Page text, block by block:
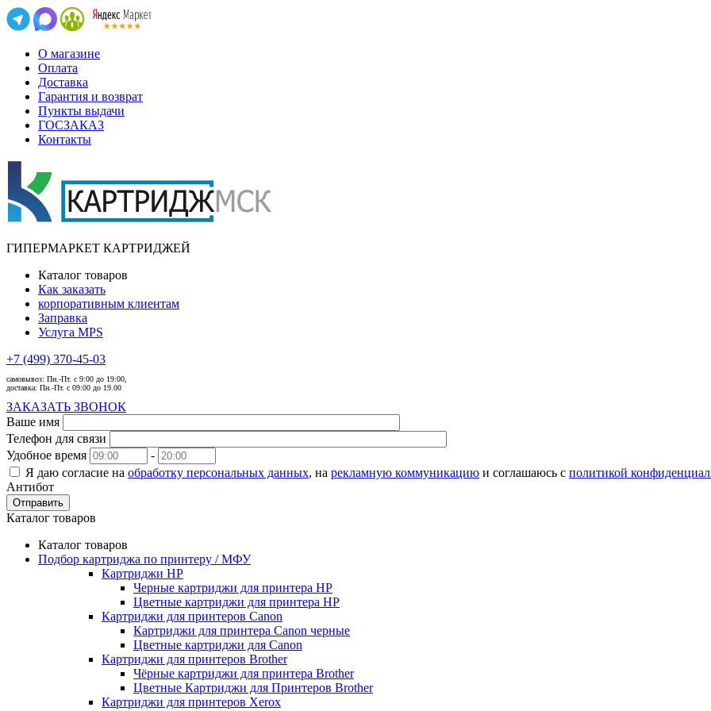
О магазине
Оплата
Доставка
Гарантия и возврат
Пункты выдачи
ГОСЗАКАЗ
Контакты
ГИПЕРМАРКЕТ КАРТРИДЖЕЙ
Каталог товаров
Как заказать
корпоративным клиентам
Заправка
Услуга MPS
+7 (499) 370-45-03
самовывоз: Пн.-Пт. с 9:00 до 19:00,
доставка: Пн.-Пт. с 09:00 до 19.00
ЗАКАЗАТЬ ЗВОНОК
Ваше имя
Телефон для связи
Удобное время
-
Я даю согласие на обработку персональных данных, на рекламную коммуникацию и соглашаюсь с политикой
Антибот
Отправить
Каталог товаров
Каталог товаров
Подбор картриджа по принтеру / МФУ
Картриджи HP
Черные картриджи для принтера HP
Цветные картриджи для принтера HP
Картриджи для принтеров Сanon
Картриджи для принтера Сanon черные
Цветные картриджи для Сanon
Картриджи для принтеров Brother
Чёрные картриджи для принтера Brother
Цветные Картриджи для Принтеров Brother
Картриджи для принтеров Xerox